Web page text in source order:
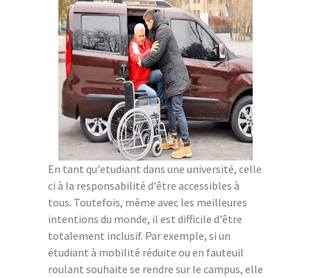
En tant qu'etudiant dans une université, celle
ci à la responsabilité d'être accessibles à
tous. Toutefois, même avec les meilleures
intentions du monde, il est difficile d'être
totalement inclusif. Par exemple, si un
étudiant à mobilité réduite ou en fauteuil
roulant souhaite se rendre sur le campus, elle